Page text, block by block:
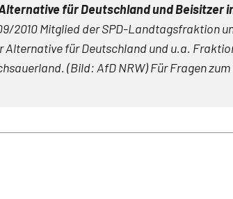
für Deutschland und Beisitzer
2010 Mitglied der SPD-Landtagsfraktion
Alternative für Deutschland und u.a.
(Bild: AfD NRW) Für Fragen